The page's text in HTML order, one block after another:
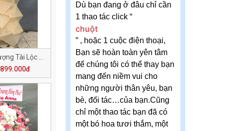
899.000đ
Dù bạn đang ở đâu chỉ cần
1 thao tác click “
chuột
” , hoặc 1 cuộc điện thoại,
Bạn sẽ hoàn toàn yên tâm
để chúng tôi có thể thay bạn
mang đến niềm vui cho
những người thân yêu, bạn
bè, đối tác…của bạn.Cũng
chỉ một thao tác bạn đã có
một bó hoa tươi thắm, một